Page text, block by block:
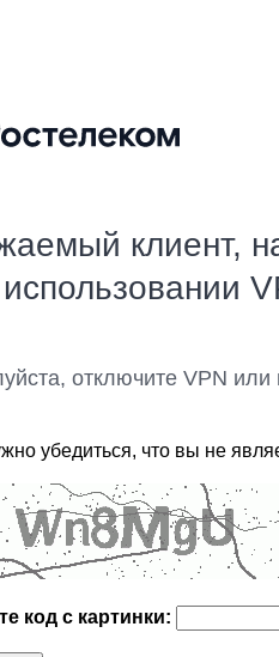
клиент,
отключите VPN
убедиться, что вы не
код с картинки: